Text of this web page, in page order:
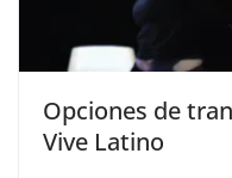
Opciones de
Vive Latino